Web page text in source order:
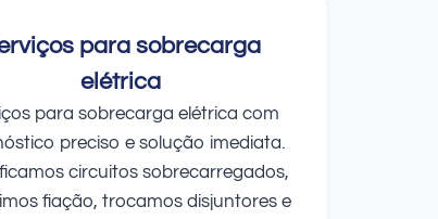
para sobrecarga
elétrica
para sobrecarga elétrica com
preciso e solução imediata.
circuitos sobrecarregados,
fiação, trocamos disjuntores e